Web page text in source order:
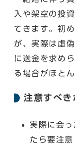
入や架空の投
てきます。初
が、実際は虚
に送金を求め
る場合がほとん
注意すべき
実際に会
たら要注意